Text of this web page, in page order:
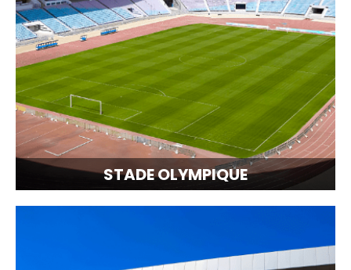
STADE OLYMPIQUE